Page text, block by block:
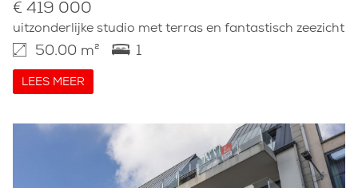
€ 419 000
uitzonderlijke studio met terras en fantastisch zeezicht
50.00 m² 1
LEES MEER